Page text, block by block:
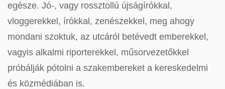
egésze. Jó-, vagy rossztollú újságírókkal,
vloggerekkel, írókkal, zenészekkel, meg ahogy
mondani szoktuk, az utcáról betévedt emberekkel,
vagyis alkalmi riporterekkel, műsorvezetőkkel
próbálják pótolni a szakembereket a kereskedelmi
és közmédiában is.